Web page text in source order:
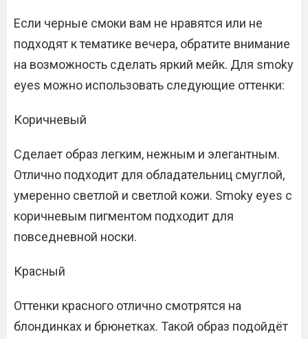
Если черные смоки вам не нравятся или не
подходят к тематике вечера, обратите внимание
на возможность сделать яркий мейк. Для smoky
eyes можно использовать следующие оттенки:
Коричневый
Сделает образ легким, нежным и элегантным.
Отлично подходит для обладательниц смуглой,
умеренно светлой и светлой кожи. Smoky eyes с
коричневым пигментом подходит для
повседневной носки.
Красный
Оттенки красного отлично смотрятся на
блондинках и брюнетках. Такой образ подойдёт